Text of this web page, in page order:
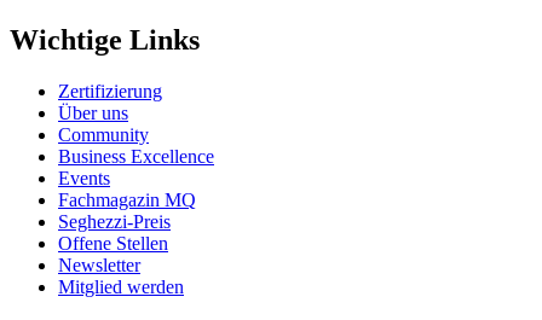
Wichtige Links
Zertifizierung
Über uns
Community
Business Excellence
Events
Fachmagazin MQ
Seghezzi-Preis
Offene Stellen
Newsletter
Mitglied werden